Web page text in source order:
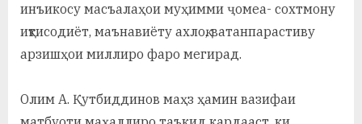
инъикосу масъалаҳои муҳимми ҷомеа- сохтмону
иқтисодиёт, маънавиёту ахлоқ, ватанпарастиву
арзишҳои миллиро фаро мегирад.
Олим А. Қутбиддинов маҳз ҳамин вазифаи